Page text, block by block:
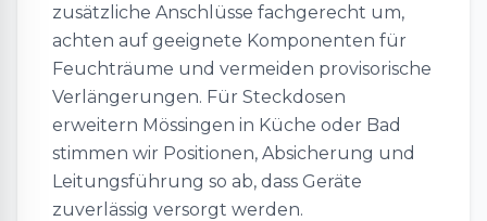
zusätzliche Anschlüsse fachgerecht um,
achten auf geeignete Komponenten für
Feuchträume und vermeiden provisorische
Verlängerungen. Für Steckdosen
erweitern Mössingen in Küche oder Bad
stimmen wir Positionen, Absicherung und
Leitungsführung so ab, dass Geräte
zuverlässig versorgt werden.